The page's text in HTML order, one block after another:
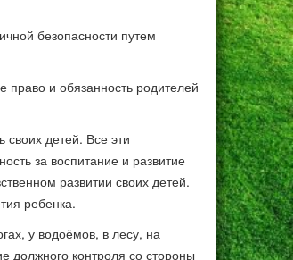
безопасности путем
право и обязанность родителей
детей. Все эти
за воспитание и развитие
развитии своих детей.
ребенка.
у водоёмов, в лесу, на
должного контроля со стороны